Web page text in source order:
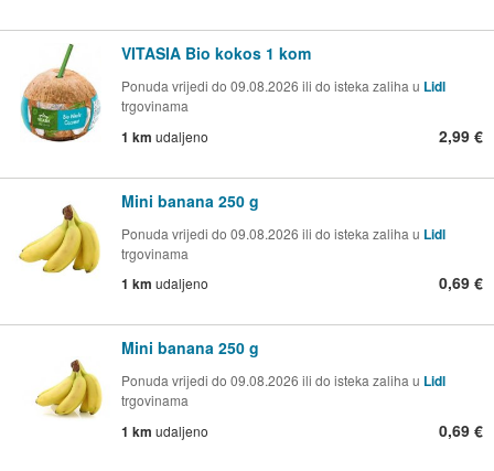
VITASIA Bio kokos 1 kom
Ponuda vrijedi do 09.08.2026 ili do isteka zaliha u Lidl
trgovinama
1 km udaljeno 2,99 €
Mini banana 250 g
Ponuda vrijedi do 09.08.2026 ili do isteka zaliha u Lidl
trgovinama
1 km udaljeno 0,69 €
Mini banana 250 g
Ponuda vrijedi do 09.08.2026 ili do isteka zaliha u Lidl
trgovinama
1 km udaljeno 0,69 €